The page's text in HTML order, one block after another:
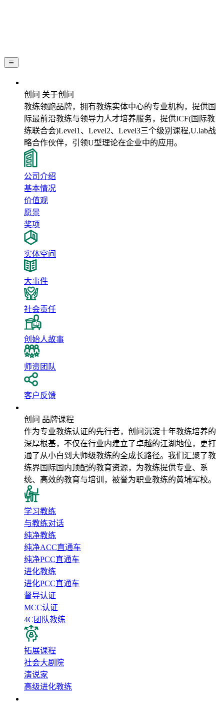
创问 关于创问
教练领跑品牌，拥有教练实体中心的专业机构，提供国
际最前沿教练与领导力人才培养服务，提供ICF(国际教
练联合会)Level1、Level2、Level3三个级别课程,U.lab战
略合作伙伴，引领U型理论在企业中的应用。
公司介绍
基本情况
价值观
愿景
奖项
实体空间
大事件
社会责任
创始人故事
师资团队
客户反馈
创问 品牌课程
作为专业教练认证的先行者，创问沉淀十年教练培养的
深厚根基，不仅在行业内建立了卓越的江湖地位，更打
通了从小白到大师级教练的全成长路径。我们汇聚了教
练界国际国内顶配的教育资源，为教练提供专业、系
统、高效的教育与培训，被誉为职业教练的黄埔军校。
学习教练
与教练对话
纯净教练
纯净ACC直通车
纯净PCC直通车
进化教练
进化PCC直通车
督导认证
MCC认证
4C团队教练
拓展课程
社会大剧院
演说家
高级进化教练